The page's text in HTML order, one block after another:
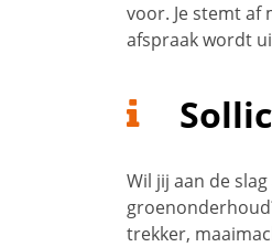
voor. Je stemt af
afspraak wordt
Wil jij aan de
trekker,